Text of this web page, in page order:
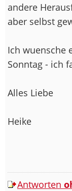
andere
aber selbst
Ich wuensche
Sonntag - ich
Alles Liebe
Heike
Antworten